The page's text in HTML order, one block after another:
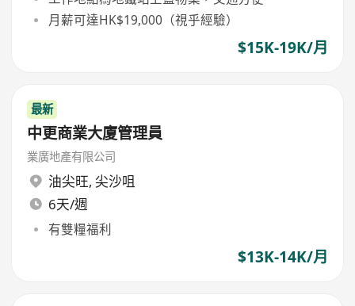
月薪可達HK$19,000（視乎經驗）
$15K-19K/月
最新
中更商業大廈管理員
業廣地產有限公司
油尖旺, 尖沙咀
6天/週
有雙糧福利
$13K-14K/月